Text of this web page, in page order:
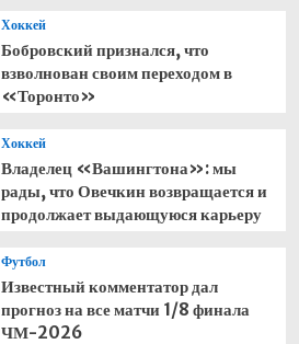
Хоккей
Бобровский признался, что
взволнован своим переходом в
«Торонто»
Хоккей
Владелец «Вашингтона»: мы
рады, что Овечкин возвращается и
продолжает выдающуюся карьеру
Футбол
Известный комментатор дал
прогноз на все матчи 1/8 финала
ЧМ-2026